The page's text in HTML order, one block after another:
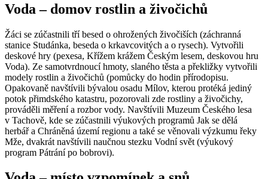
Voda – domov rostlin a živočichů
Žáci se zúčastnili tří besed o ohrožených živočiších (záchranná
stanice Studánka, beseda o krkavcovitých a o rysech). Vytvořili
deskové hry (pexesa, Křížem krážem Českým lesem, deskovou hru
Voda). Ze samotvrdnoucí hmoty, slaného těsta a překližky vytvořili
modely rostlin a živočichů (pomůcky do hodin přírodopisu.
Opakovaně navštívili bývalou osadu Mílov, kterou protéká jediný
potok přimdského katastru, pozorovali zde rostliny a živočichy,
prováděli měření a rozbor vody. Navštívili Muzeum Českého lesa
v Tachově, kde se zúčastnili výukových programů Jak se dělá
herbář a Chráněná území regionu a také se věnovali výzkumu řeky
Mže, dvakrát navštívili naučnou stezku Vodní svět (výukový
program Pátrání po bobrovi).